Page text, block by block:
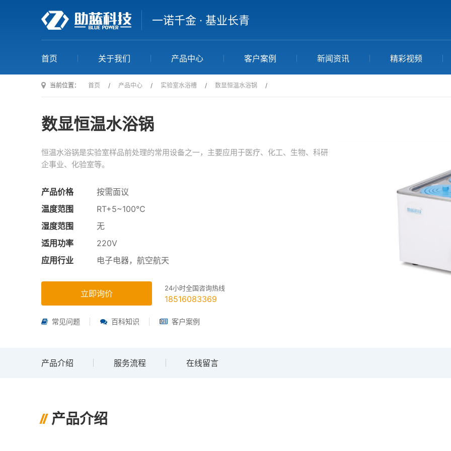
一诺千金 · 基业长青
首页 关于我们 产品中心 客户案例 新闻资讯 精彩视频
当前位置： 首页 / 产品中心 / 实验室水浴槽 / 数显恒温水浴锅 /
数显恒温水浴锅
恒温水浴锅是实验室样品前处理的常用设备之一，主要应用于医疗、化工、生物、科研
企事业、化验室等。
产品价格
按需面议
温度范围
RT+5~100℃
湿度范围
无
适用功率
220V
应用行业
电子电器，航空航天
立即询价
24小时全国咨询热线
18516083369
常见问题 百科知识 客户案例
产品介绍 服务流程 在线留言
产品介绍